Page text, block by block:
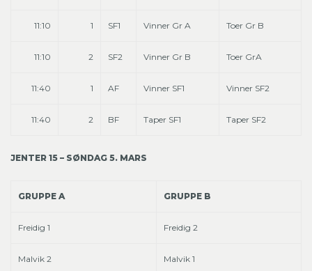
11:10 1 SF1 Vinner Gr A Toer Gr B
11:10 2 SF2 Vinner Gr B Toer GrA
11:40 1 AF Vinner SF1 Vinner SF2
11:40 2 BF Taper SF1 Taper SF2
JENTER 15 – SØNDAG 5. MARS
GRUPPE A GRUPPE B
Freidig 1 Freidig 2
Malvik 2 Malvik 1